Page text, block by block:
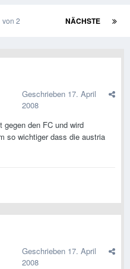
NÄCHSTE
von 2
Geschrieben 17. April
2008
den FC und wird
so wichtiger dass die austria
Geschrieben 17. April
2008